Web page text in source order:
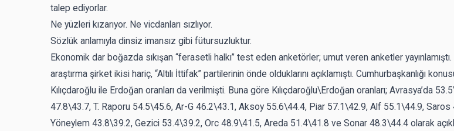
talep ediyorlar.
Ne yüzleri kızarıyor. Ne vicdanları sızlıyor.
Sözlük anlamıyla dinsiz imansız gibi fütursuzluktur.
Ekonomik dar boğazda sıkışan “ferasetli halkı” test eden anketörler; umut veren anketler yayınlamıştı.
araştırma şirket ikisi hariç, “Altılı İttifak” partilerinin önde olduklarını açıklamıştı. Cumhurbaşkanlığı
Kılıçdaroğlu ile Erdoğan oranları da verilmişti. Buna göre Kılıçdaroğlu\Erdoğan oranları; Avrasya’da
47.8\43.7, T. Raporu 54.5\45.6, Ar-G 46.2\43.1, Aksoy 55.6\44.4, Piar 57.1\42.9, Alf 55.1\44.9, Saros
Yöneylem 43.8\39.2, Gezici 53.4\39.2, Orc 48.9\41.5, Areda 51.4\41.8 ve Sonar 48.3\44.4 olarak